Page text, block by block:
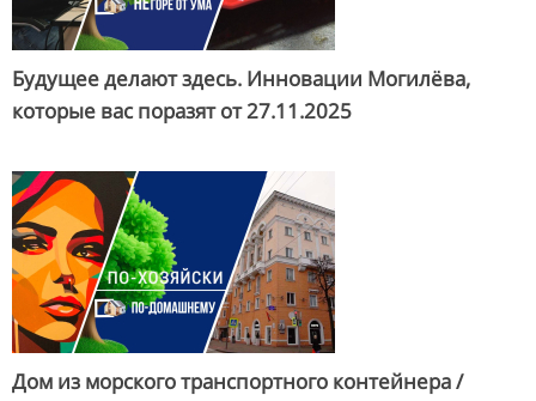
Будущее делают здесь. Инновации Могилёва,
которые вас поразят от27.11.2025
Дом из морского транспортного контейнера /